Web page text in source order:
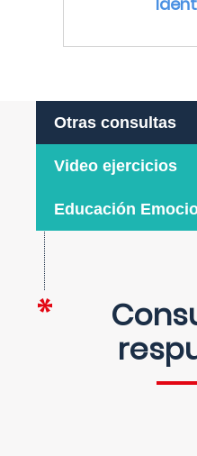
Otras consultas
Video ejercicios
Educación